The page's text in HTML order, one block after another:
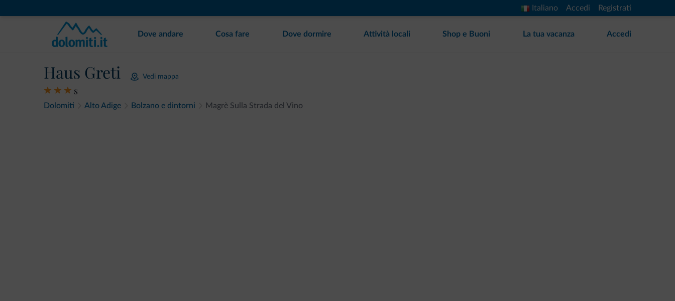
Italiano Accedi Registrati
Dove andare Cosa fare Dove dormire Attività locali Shop e Buoni La tua vacanza Accedi
Haus Greti Vedi mappa
s
Dolomiti Alto Adige Bolzano e dintorni Magrè Sulla Strada del Vino